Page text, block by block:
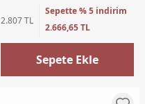
2.807 TL
Sepette % 5 indirim
2.666,65 TL
Sepete Ekle